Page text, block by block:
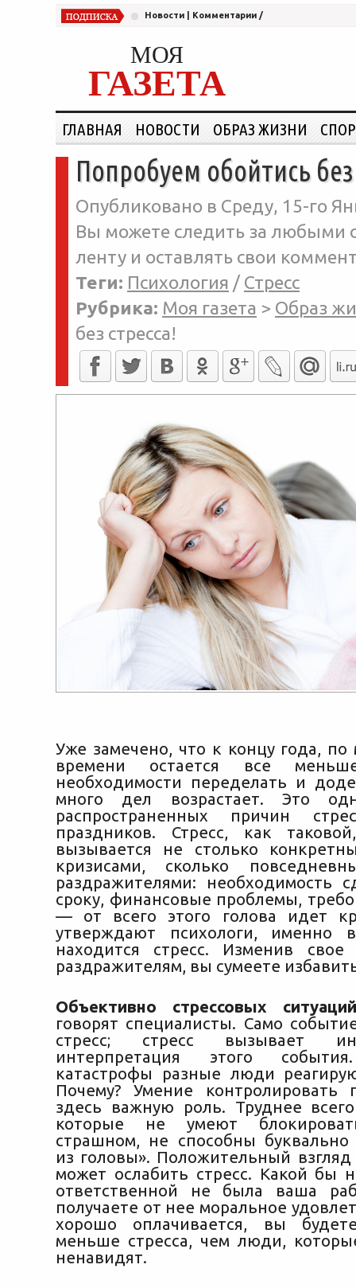
Новости Комментарии /
МОЯ
ГАЗЕТА
ГЛАВНАЯ НОВОСТИ ОБРАЗ ЖИЗНИ
Попробуем обойтись без
Опубликовано в Среду, 15-го
Вы можете следить за любыми
ленту и оставлять свои
Теги: Психология / Стресс
Рубрика: Моя газета > Образ
без стресса!
Уже замечено, что к концу года, по
времени остается все
необходимости переделать и
много дел возрастает. Это
распространенных причин
праздников. Стресс, как
вызывается не столько
кризисами, сколько
раздражителями: необходимость
сроку, финансовые проблемы,
— от всего этого голова идет
утверждают психологи, именно
находится стресс. Изменив
раздражителям, вы сумеете
Объективно стрессовых
говорят специалисты. Само
стресс; стресс вызывает
интерпретация этого
катастрофы разные люди
Почему? Умение контролировать
здесь важную роль. Труднее
которые не умеют
страшном, не способны буквально
из головы». Положительный
может ослабить стресс. Какой бы
ответственной не была ваша
получаете от нее моральное
хорошо оплачивается, вы
меньше стресса, чем люди,
ненавидят.